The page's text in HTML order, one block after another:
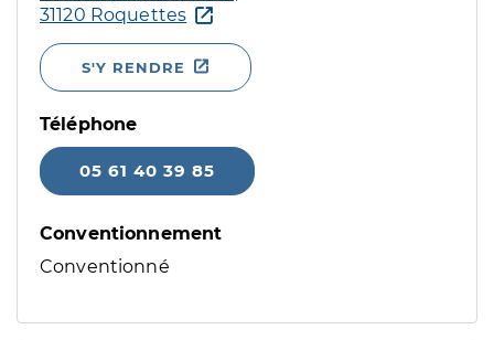
31120 Roquettes
S'Y RENDRE
Téléphone
05 61 40 39 85
Conventionnement
Conventionné